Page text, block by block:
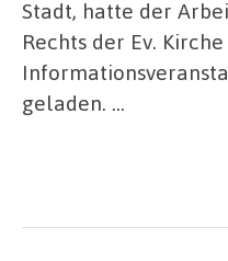
Stadt, hatte der
Rechts der Ev.
geladen. …